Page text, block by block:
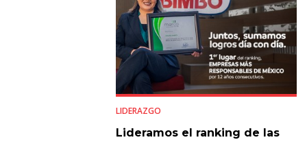
LIDERAZGO
Lideramos el ranking de las